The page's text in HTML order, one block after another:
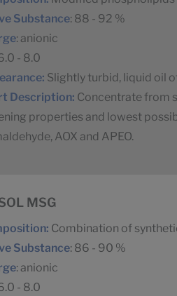
Substance: 88 - 92 %
: anionic
- 8.0
Slightly turbid, liquid oil
Description: Concentrate from
properties and lowest
AOX and APEO.
MSG
Combination of
Substance: 86 - 90 %
: anionic
- 8.0